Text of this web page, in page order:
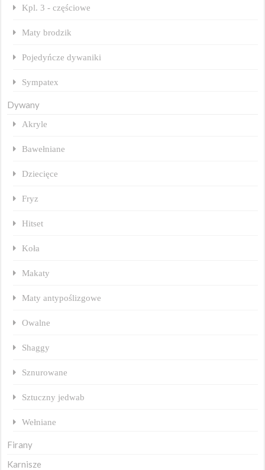
Kpl. 3 - częściowe
Maty brodzik
Pojedyńcze dywaniki
Sympatex
Dywany
Akryle
Bawełniane
Dziecięce
Fryz
Hitset
Koła
Makaty
Maty antypoślizgowe
Owalne
Shaggy
Sznurowane
Sztuczny jedwab
Wełniane
Firany
Karnisze